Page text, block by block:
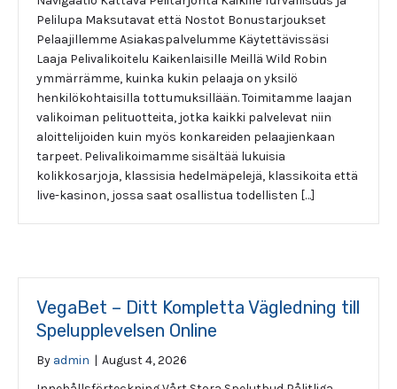
Pelilupa Maksutavat että Nostot Bonustarjoukset
Pelaajillemme Asiakaspalvelumme Käytettävissäsi
Laaja Pelivalikoitelu Kaikenlaisille Meillä Wild Robin
ymmärrämme, kuinka kukin pelaaja on yksilö
henkilökohtaisilla tottumuksillään. Toimitamme laajan
valikoiman pelituotteita, jotka kaikki palvelevat niin
aloittelijoiden kuin myös konkareiden pelaajienkaan
tarpeet. Pelivalikoimamme sisältää lukuisia
kolikkosarjoja, klassisia hedelmäpelejä, klassikoita että
live-kasinon, jossa saat osallistua todellisten […]
VegaBet – Ditt Kompletta Vägledning till
Spelupplevelsen Online
By admin | August 4, 2026